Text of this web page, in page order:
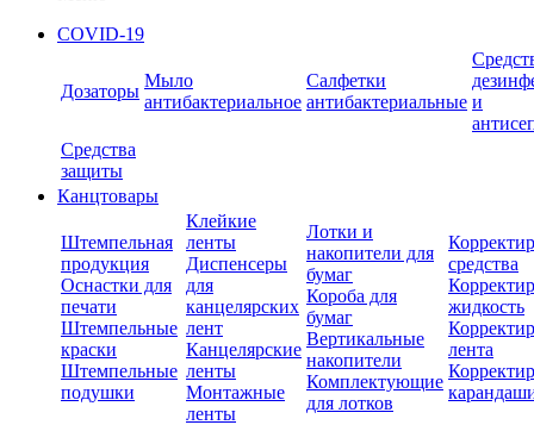
COVID-19
Дозаторы
Мыло
антибактериальное
Салфетки
антибактериальные и
Средства
защиты
Канцтовары
Штемпельная
продукция
Оснастки для
печати
Штемпельные
краски
Штемпельные
подушки
Клейкие
ленты
Диспенсеры
для
канцелярских
лент
Канцелярские
ленты
Монтажные
ленты
Лотки и
накопители для
бумаг
Короба для
бумаг
Вертикальные
накопители
Комплектующие
для лотков
средства
жидкость
лента